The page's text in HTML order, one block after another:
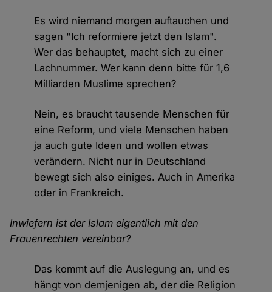
Es wird niemand morgen auftauchen und
sagen "Ich reformiere jetzt den Islam".
Wer das behauptet, macht sich zu einer
Lachnummer. Wer kann denn bitte für 1,6
Milliarden Muslime sprechen?
Nein, es braucht tausende Menschen für
eine Reform, und viele Menschen haben
ja auch gute Ideen und wollen etwas
verändern. Nicht nur in Deutschland
bewegt sich also einiges. Auch in Amerika
oder in Frankreich.
Inwiefern ist der Islam eigentlich mit den
Frauenrechten vereinbar?
Das kommt auf die Auslegung an, und es
hängt von demjenigen ab, der die Religion